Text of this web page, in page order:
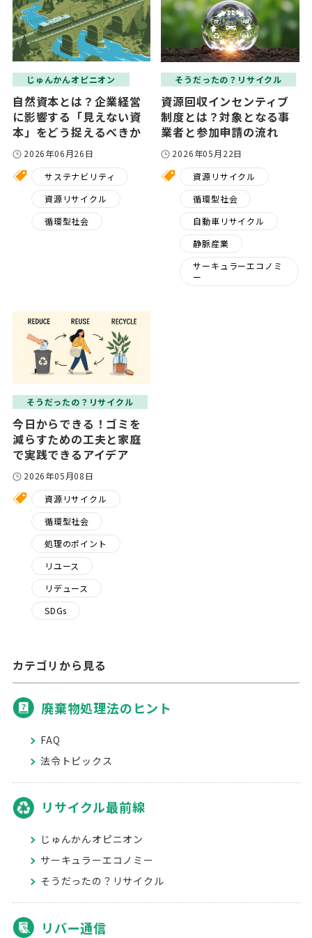
じゅんかんオピニオン
自然資本とは？企業経営
に影響する「見えない資
本」をどう捉えるべきか
2026年06月26日
サステナビリティ
資源リサイクル
循環型社会
そうだったの？リサイクル
資源回収インセンティブ
制度とは？対象となる事
業者と参加申請の流れ
2026年05月22日
資源リサイクル
循環型社会
自動車リサイクル
静脈産業
サーキュラーエコノミ
ー
そうだったの？リサイクル
今日からできる！ゴミを
減らすための工夫と家庭
で実践できるアイデア
2026年05月08日
資源リサイクル
循環型社会
処理のポイント
リユース
リデュース
SDGs
カテゴリから見る
廃棄物処理法のヒント
FAQ
法令トピックス
リサイクル最前線
じゅんかんオピニオン
サーキュラーエコノミー
そうだったの？リサイクル
リバー通信